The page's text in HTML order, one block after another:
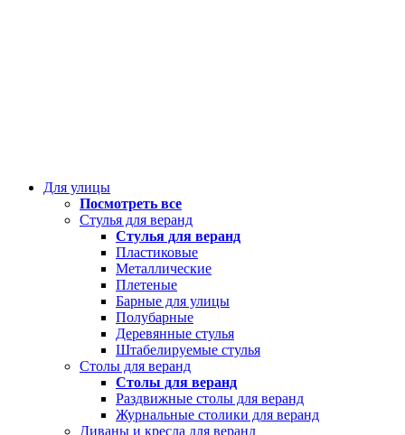
Для улицы
Посмотреть все
Стулья для веранд
Стулья для веранд
Пластиковые
Металлические
Плетеные
Барные для улицы
Полубарные
Деревянные стулья
Штабелируемые стулья
Столы для веранд
Столы для веранд
Раздвижные столы для веранд
Журнальные столики для веранд
Диваны и кресла для веранд